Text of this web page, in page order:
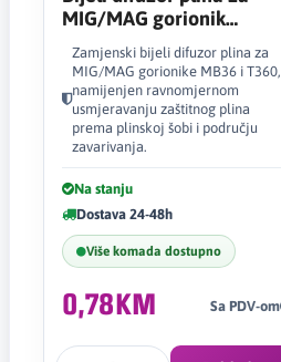
MIG/MAG gorionik
MB36/T360 SP3658W
Zamjenski bijeli difuzor plina za
MIG/MAG gorionike MB36 i T360,
namijenjen ravnomjernom
usmjeravanju zaštitnog plina
prema plinskoj šobi i području
zavarivanja.
Na stanju
Dostava 24-48h
Više komada dostupno
0,78KM Sa PDV-om